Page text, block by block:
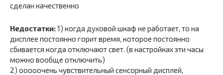
сделан качественно
Недостатки:1) когда духовой шкаф не работает, то на
дисплее постоянно горит время, которое постоянно
сбивается когда отключают свет. (в настройках эти часы
можно вообще отключить)
2) ооооочень чувствительный сенсорный дисплей,